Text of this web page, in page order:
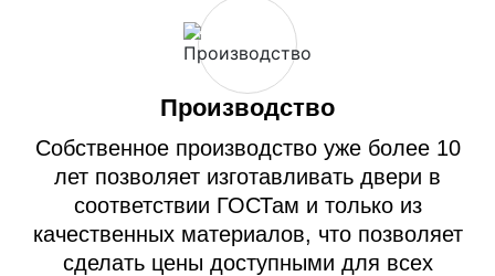
Производство
Собственное производство уже более 10
лет позволяет изготавливать двери в
соответствии ГОСТам и только из
качественных материалов, что позволяет
сделать цены доступными для всех